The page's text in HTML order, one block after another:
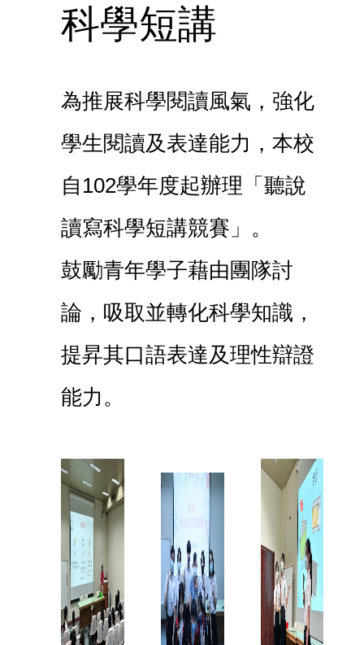
科學短講
為推展科學閱讀風氣，強化
學生閱讀及表達能力，本校
自102學年度起辦理「聽說
讀寫科學短講競賽」。
鼓勵青年學子藉由團隊討
論，吸取並轉化科學知識，
提昇其口語表達及理性辯證
能力。